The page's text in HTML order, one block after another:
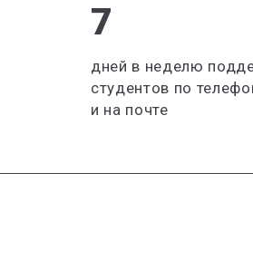
7
дней в неделю
студентов по
и на почте